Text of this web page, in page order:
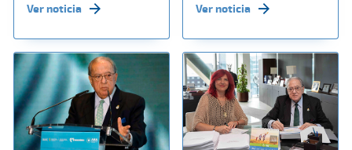
Ver noticia Ver noticia